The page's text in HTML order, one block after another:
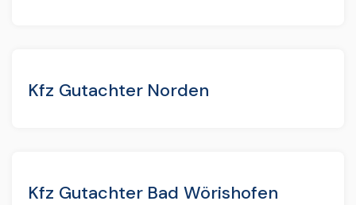
Kfz Gutachter Norden
Kfz Gutachter Bad Wörishofen